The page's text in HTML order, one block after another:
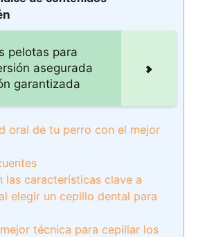
pelotas para
asegurada
garantizada
oral de tu perro con el mejor
las características clave a
elegir un cepillo dental para
técnica para cepillar los